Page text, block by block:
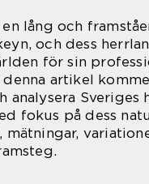
en lång och
och dess
för sin
denna artikel
analysera Sveriges
fokus på dess